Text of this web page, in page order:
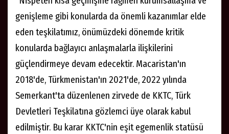
kültürel ve çevresel entegrasyonu teşvik ederek
bölgesel işbirliğini önemli ölçüde ilerlettiğini aktardı.
Son iki yılda Teşkilat'ın çok taraflı işbirliğinin
kapsamını 35 stratejik alana genişleterek, Türk
dünyasında birliğin temel itici gücü olma rolünü
pekiştirdiğini vurgulayan Zorlu, şunları kaydetti:
"Nispeten kısa geçmişine rağmen kurumsallaşma ve